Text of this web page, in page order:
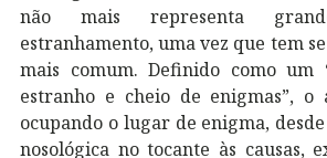
não mais representa
estranhamento, uma vez que tem
mais comum. Definido como um
estranho e cheio de enigmas”, o
ocupando o lugar de enigma,
nosológica no tocante às causas,